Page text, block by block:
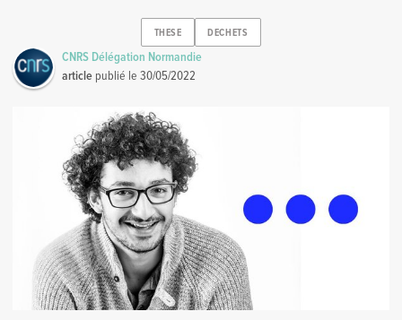
THESE DECHETS
CNRS Délégation Normandie
article publié le30/05/2022